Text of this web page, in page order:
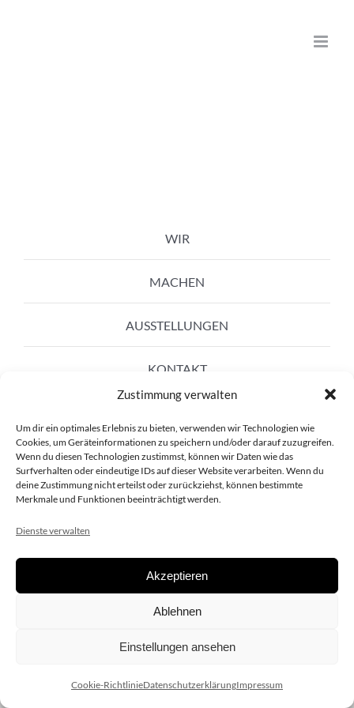
Zustimmung verwalten
Um dir ein optimales Erlebnis zu bieten, verwenden wir Technologien wie
Cookies, um Geräteinformationen zu speichern und/oder darauf zuzugreifen.
Wenn du diesen Technologien zustimmst, können wir Daten wie das
Surfverhalten oder eindeutige IDs auf dieser Website verarbeiten. Wenn du
deine Zustimmung nicht erteilst oder zurückziehst, können bestimmte
Merkmale und Funktionen beeinträchtigt werden.
Dienste verwalten
Akzeptieren
Ablehnen
Einstellungen ansehen
Cookie-RichtlinieDatenschutzerklärungImpressum
WIR
MACHEN
AUSSTELLUNGEN
KONTAKT
Copyright 2020 dieSCHAUsteller.at |Datenschützerklärung|
| Design:www.ARGEntur.at